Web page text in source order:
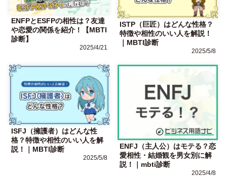
ENFPとESFPの相性は？友達
や恋愛の関係を紹介！【MBTI
診断】
2025/4/21
ISTP（巨匠）はどんな性格？
特徴や相性のいい人を解説！
｜MBTI診断
2025/5/8
ISFJ（擁護者）はどんな性
格？特徴や相性のいい人を解
説！｜MBTI診断
2025/5/8
ENFJ（主人公）はモテる？恋
愛相性・結婚観を男女別に解
説！｜mbti診断
2025/4/8